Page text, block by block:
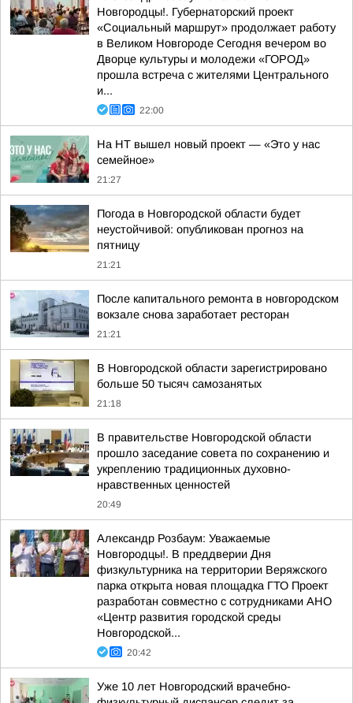
Новгородцы!. Губернаторский проект
«Социальный маршрут» продолжает работу
в Великом Новгороде Сегодня вечером во
Дворце культуры и молодежи «ГОРОД»
прошла встреча с жителями Центрального
и...
22:00
На НТ вышел новый проект — «Это у нас
семейное»
21:27
Погода в Новгородской области будет
неустойчивой: опубликован прогноз на
пятницу
21:21
После капитального ремонта в новгородском
вокзале снова заработает ресторан
21:21
В Новгородской области зарегистрировано
больше 50 тысяч самозанятых
21:18
В правительстве Новгородской области
прошло заседание совета по сохранению и
укреплению традиционных духовно-
нравственных ценностей
20:49
Александр Розбаум: Уважаемые
Новгородцы!. В преддверии Дня
физкультурника на территории Веряжского
парка открыта новая площадка ГТО Проект
разработан совместно с сотрудниками АНО
«Центр развития городской среды
Новгородской...
20:42
Уже 10 лет Новгородский врачебно-